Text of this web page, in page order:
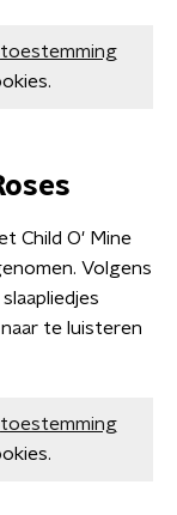
toestemming
Child O' Mine
Volgens
te luisteren
toestemming